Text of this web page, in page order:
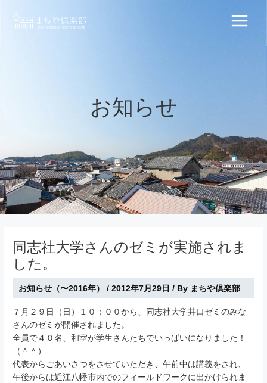
Main
お知らせ
同志社大学さんのゼミが実施されま
した。
お知らせ（〜2016年） / 2012年7月29日 / By まちや倶楽部
７月２９日（日）１０：００から、同志社大学井口ゼミのみな
さんのゼミが開催されました。
全員で４０名、和室が学生さんたちでいっぱいになりました！
（＾＾）
代表からごあいさつをさせていただき、午前中は講義をされ、
午後からは近江八幡市内でのフィールドワークに出かけられま